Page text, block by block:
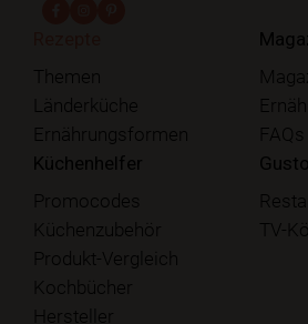
Themen
Länderküche
Ernährungsformen
FAQs
Küchenhelfer
Promocodes
Küchenzubehör
Produkt-Vergleich
Kochbücher
Hersteller
TV-